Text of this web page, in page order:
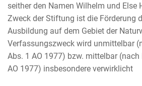
seither den Namen Wilhelm und Else
Zweck der Stiftung ist die Förderung
Ausbildung auf dem Gebiet der
Verfassungszweck wird unmittelbar
Abs. 1 AO 1977) bzw. mittelbar
AO 1977) insbesondere verwirklicht